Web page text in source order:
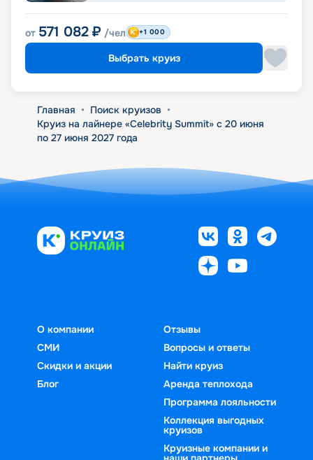
от 571 082 ₽ /чел +1 000
Выбрать круиз
Главная • Поиск круизов •
Круиз на лайнере «Celebrity Summit» с 20 июня
по 27 июня 2027 года
О компании
СМИ
Скидки и акции
Блог
Отзывы
Вопросы и ответы
Найти круиз
Аренда теплохода
Программа лояльности
Коллекция выгодных
круизов
Круизные компании и